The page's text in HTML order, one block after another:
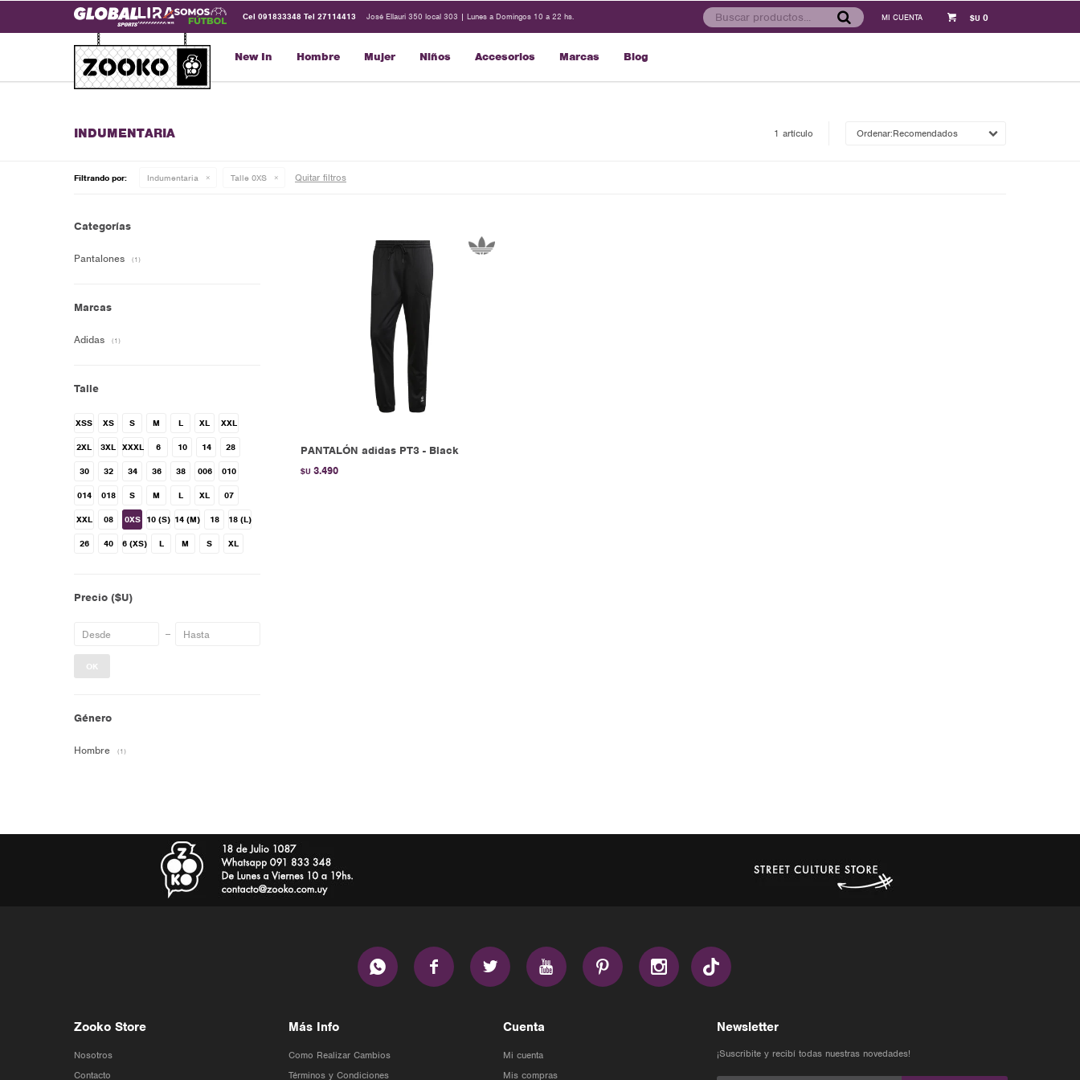
New In Hombre Mujer Niños Accesorios Marcas Blog
$U 0
Cel 091833348 Tel 27114413 José Ellauri 350 local 303 | Lunes a Domingos 10 a 22 hs.
INDUMENTARIA 1 artículo Recomendados
Filtrando por: Indumentaria Talle 0XS Quitar filtros
PANTALÓN adidas PT3 - Black
$U 3.490
Categorías
Pantalones (1)
Marcas
Adidas (1)
Talle
XSS XS S M L XL XXL
2XL 3XL XXXL 6 10 14 28
30 32 34 36 38 006 010
014 018 S M L XL 07
XXL 08 0XS 10 (S) 14 (M) 18 18 (L)
26 40 6 (XS) L M S XL
Precio ($U)
OK
Género
Hombre (1)
     
Zooko Store
Nosotros
Contacto
Más Info
Como Realizar Cambios
Términos y Condiciones
Cuenta
Mi cuenta
Mis compras
Newsletter
¡Suscribite y recibí todas nuestras novedades!